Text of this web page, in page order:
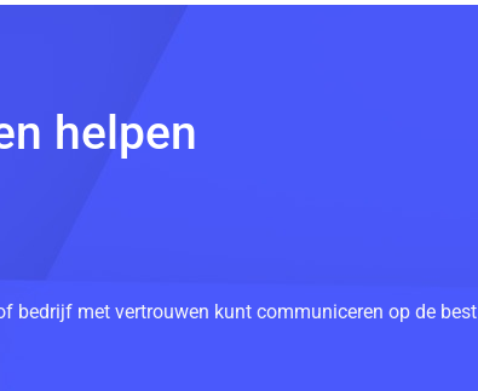
helpen
bedrijf met vertrouwen kunt communiceren op de best